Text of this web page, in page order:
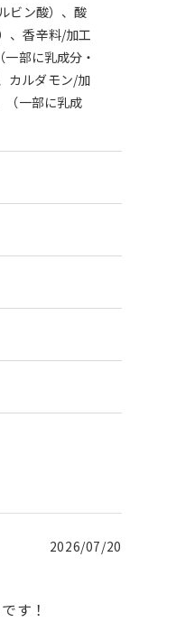
ビン酸）、酸
、香辛料/加工
部に乳成分・
カルダモン/加
（一部に乳成
2026/07/20
す！